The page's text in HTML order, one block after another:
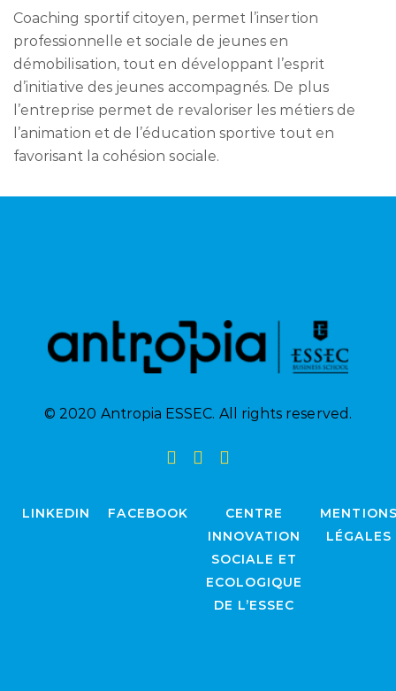
Coaching sportif citoyen, permet l’insertion
professionnelle et sociale de jeunes en
démobilisation, tout en développant l’esprit
d’initiative des jeunes accompagnés. De plus
l’entreprise permet de revaloriser les métiers de
l’animation et de l’éducation sportive tout en
favorisant la cohésion sociale.
© 2020 Antropia ESSEC. All rights reserved.
LINKEDIN FACEBOOK
CENTRE
INNOVATION
SOCIALE ET
ECOLOGIQUE
DE L’ESSEC
LÉGALES